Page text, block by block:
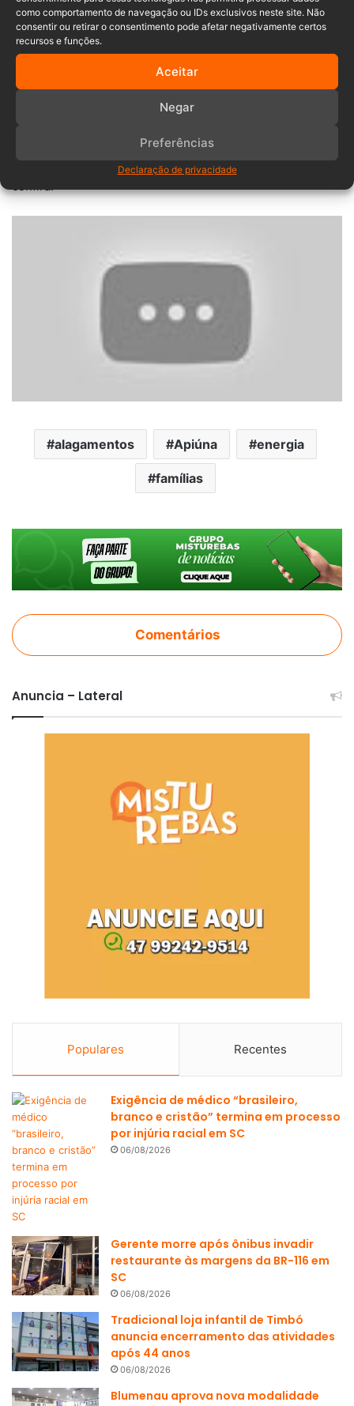
como comportamento de navegação ou IDs exclusivos neste site. Não
consentir ou retirar o consentimento pode afetar negativamente certos
recursos e funções.
Aceitar
Negar
Preferências
Declaração de privacidade
“Vamos trabalhar sem parar, até no
fim de semana, para minimizar os
estragos”, prometeu o prefeito.
Entrevista com moradores e o prefeito de Apiúna no local,
confira:
alagamentos Apiúna energia
famílias
Comentários
Anuncia – Lateral
Populares Recentes
Exigência de médico “brasileiro,
branco e cristão” termina em processo
por injúria racial em SC
06/08/2026
Gerente morre após ônibus invadir
restaurante às margens da BR-116 em
SC
06/08/2026
Tradicional loja infantil de Timbó
anuncia encerramento das atividades
após 44 anos
06/08/2026
Blumenau aprova nova modalidade